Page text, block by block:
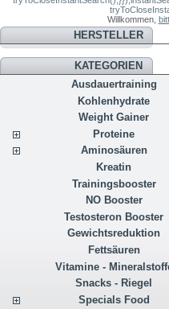
Willkommen,
HERSTELLER
KATEGORIEN
Ausdauertraining
Kohlenhydrate
Weight Gainer
Proteine
Aminosäuren
Kreatin
Trainingsbooster
NO Booster
Testosteron Booster
Gewichtsreduktion
Fettsäuren
Vitamine -
Snacks - Riegel
Specials Food